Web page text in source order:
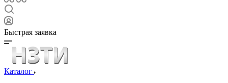
Быстрая заявка
Каталог